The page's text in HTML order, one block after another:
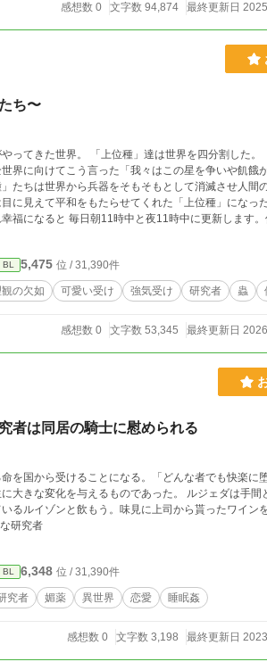
感想数 0 文字数 94,874 最終更新日
ち〜
ってきた世界。 「上位種」達は世界を四分割した。
界に向けてこう言った「我々はこの星を争いや飢餓
たちは世界から兵器をそもそもとして消滅させ人間
に見えて平和をもたらせてくれた「上位種」になっ
休みの日は多く投稿しま
BL 5,475 位 / 31,390件
の欠如 可愛い受け 強気受け 研究者 蟲
感想数 0 文字数 53,345 最終更新日
者は同居の騎士に慰められる
を国から受けることになる。「どんな者でも快楽に
大きな変化を与えるものであった。 ルジェダは手間
るルイゾンと飲もう。味見に上司から貰ったワイン
な研究者
BL 6,348 位 / 31,390件
究者 媚薬 異世界 恋愛 睡眠姦
感想数 0 文字数 3,198 最終更新日